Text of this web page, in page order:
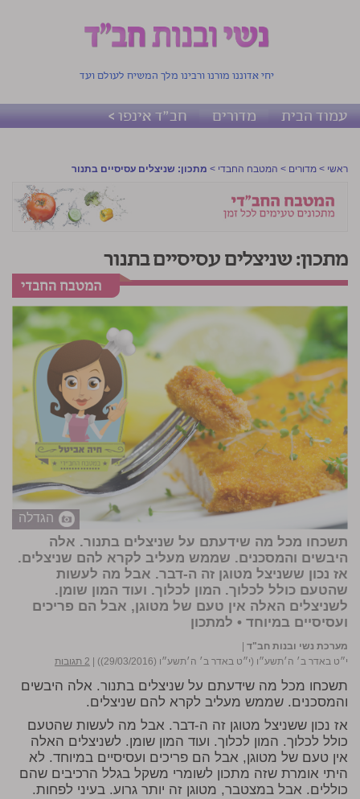
יחי אדוננו מורנו ורבינו מלך המשיח לעולם ועד
עמוד הבית מדורים חב"ד אינפו >
ראשי > מדורים > המטבח החבדי > מתכון: שניצלים עסיסיים בתנור
מתכון: שניצלים עסיסיים בתנור
הגדלה
תשכחו מכל מה שידעתם על שניצלים בתנור. אלה
היבשים והמסכנים. שממש מעליב לקרא להם שניצלים.
אז נכון ששניצל מטוגן זה ה-דבר. אבל מה לעשות
שהטעם כולל לכלוך. המון לכלוך. ועוד המון שומן.
לשניצלים האלה אין טעם של מטוגן, אבל הם פריכים
ועסיסיים במיוחד • למתכון
מערכת נשי ובנות חב"ד
י״ט באדר ב׳ ה׳תשע״ו (י״ט באדר ב׳ ה׳תשע״ו (29/03/2016))
2 תגובות
תשכחו מכל מה שידעתם על שניצלים בתנור. אלה היבשים
והמסכנים. שממש מעליב לקרא להם שניצלים.
אז נכון ששניצל מטוגן זה ה-דבר. אבל מה לעשות שהטעם
כולל לכלוך. המון לכלוך. ועוד המון שומן. לשניצלים האלה
אין טעם של מטוגן, אבל הם פריכים ועסיסיים במיוחד. לא
היתי אומרת שזה מתכון לשומרי משקל בגלל הרכיבים שהם
כוללים. אבל במצטבר, מטוגן זה יותר גרוע. בעיני לפחות.